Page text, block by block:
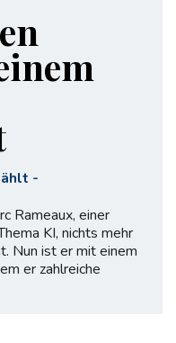
-
Rameaux, einer
KI, nichts mehr
Nun ist er mit einem
er zahlreiche